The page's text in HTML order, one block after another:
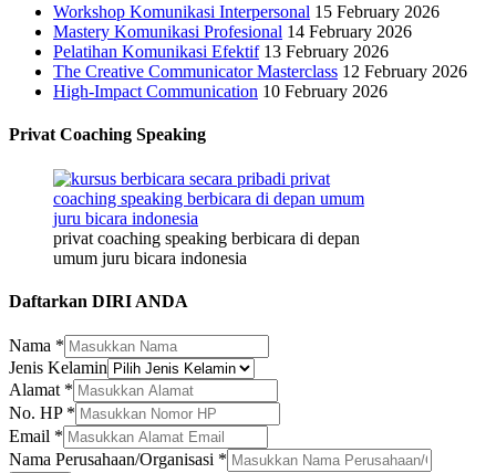
Workshop Komunikasi Interpersonal 15 February 2026
Mastery Komunikasi Profesional 14 February 2026
Pelatihan Komunikasi Efektif 13 February 2026
The Creative Communicator Masterclass 12 February 2026
High-Impact Communication 10 February 2026
Privat Coaching Speaking
privat coaching speaking berbicara di depan
umum juru bicara indonesia
Daftarkan DIRI ANDA
Kelamin
Jenis
Perusahaan/Organisasi
Nama *
Jenis Kelamin
Alamat *
No. HP *
Email *
Nama Perusahaan/Organisasi *